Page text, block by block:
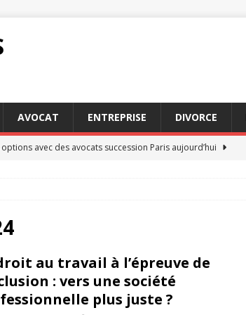
AVOCAT ENTREPRISE DIVORCE
options avec des avocats succession Paris aujourd’hui
d’une séparation : l’importance d’un avocat droit de la famille
clé : Pourquoi choisir des avocats succession Paris
au travail à l’épreuve de
: vers une société
plus juste ?